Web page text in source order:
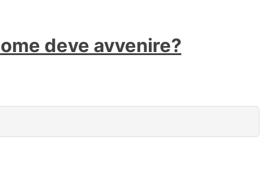
deve avvenire?